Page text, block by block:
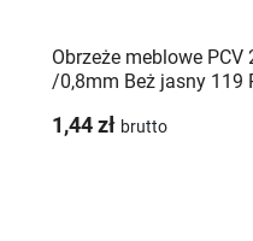
Obrzeże meblowe PCV
/0,8mm Beż jasny 119
1,44 zł brutto